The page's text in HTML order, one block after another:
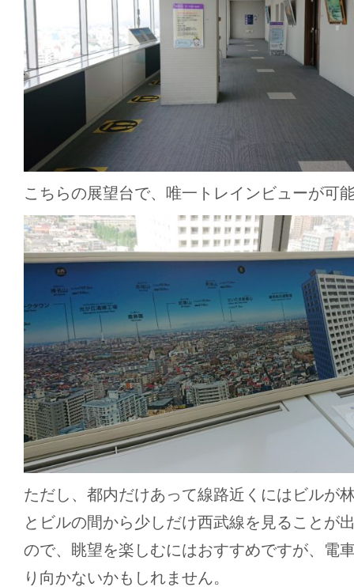
こちらの展望台で、唯一トレインビューが可
ただし、都内だけあって線路近くにはビルが
とビルの間から少しだけ西武線を見ることが
ので、眺望を楽しむにはおすすめですが、電
り向かないかもしれません。